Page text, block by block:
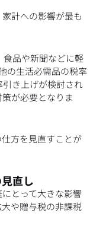
計への影響が最も
食品や新聞などに軽
の生活必需品の税率
き上げが検討され
が必要となりま
方を見直すことが
直し
とって大きな影響
や贈与税の非課税